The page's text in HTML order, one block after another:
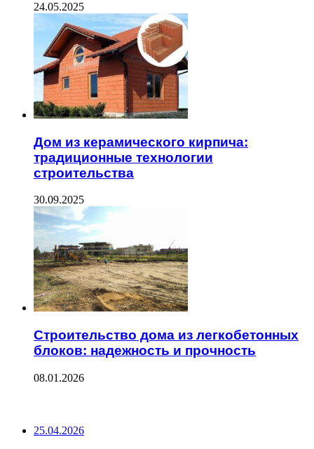
24.05.2025
Дом из керамического кирпича:
традиционные технологии
строительства
30.09.2025
Строительство дома из легкобетонных
блоков: надежность и прочность
08.01.2026
25.04.2026